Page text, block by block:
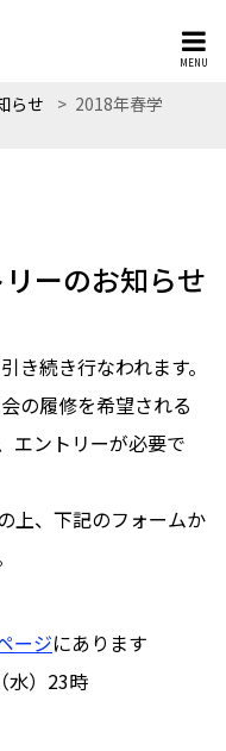
MENU
らせ > 2018年春学
ーのお知らせ
き続き行なわれます。
の履修を希望される
エントリーが必要で
上、下記のフォームか
ージにあります
水）23時